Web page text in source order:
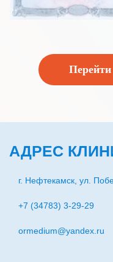
Перейти
АДРЕС
г. Нефтекамск, ул.
+7 (34783) 3-29-29
ormedium@yandex.ru